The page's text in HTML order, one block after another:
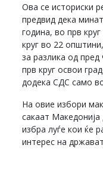
Ова се историски
предвид дека
година, во прв
круг во 22
за разлика од
прв круг освои
додека СДС само
На овие избори
сакаат
избра луѓе кои ќе
интерес на